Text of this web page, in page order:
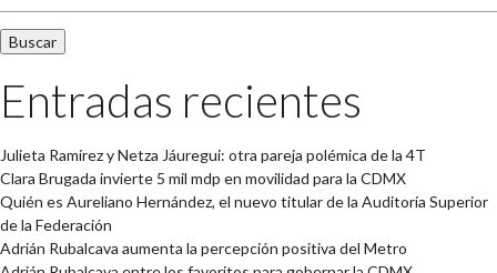
Entradas recientes
Julieta Ramírez y Netza Jáuregui: otra pareja polémica de la 4T
Clara Brugada invierte 5 mil mdp en movilidad para la CDMX
Quién es Aureliano Hernández, el nuevo titular de la Auditoría Superior
de la Federación
Adrián Rubalcava aumenta la percepción positiva del Metro